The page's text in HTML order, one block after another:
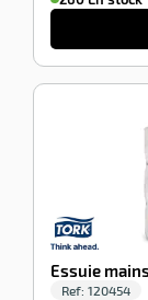
Essuie
Ref: 120454